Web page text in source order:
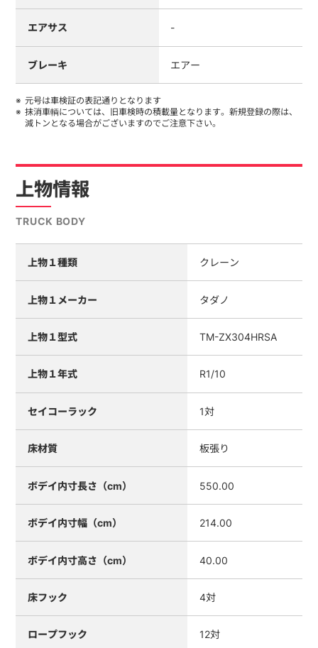
エアサス -
ブレーキ エアー
元号は車検証の表記通りとなります
抹消車輌については、旧車検時の積載量となります。新規登録の際は、
減トンとなる場合がございますのでご注意下さい。
上物情報
TRUCK BODY
上物１種類 クレーン
上物１メーカー タダノ
上物１型式 TM-ZX304HRSA
上物１年式 R1/10
セイコーラック 1対
床材質 板張り
ボデイ内寸長さ（cm） 550.00
ボデイ内寸幅（cm） 214.00
ボデイ内寸高さ（cm） 40.00
床フック 4対
ロープフック 12対